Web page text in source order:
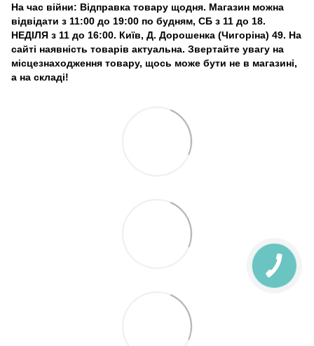
На час війни: Відправка товару щодня. Магазин можна
відвідати з 11:00 до 19:00 по будням, СБ з 11 до 18.
НЕДІЛЯ з 11 до 16:00. Київ, Д. Дорошенка (Чигоріна) 49. На
сайті наявність товарів актуальна. Звертайте увагу на
місцезнаходження товару, щось може бути не в магазині,
а на складі!